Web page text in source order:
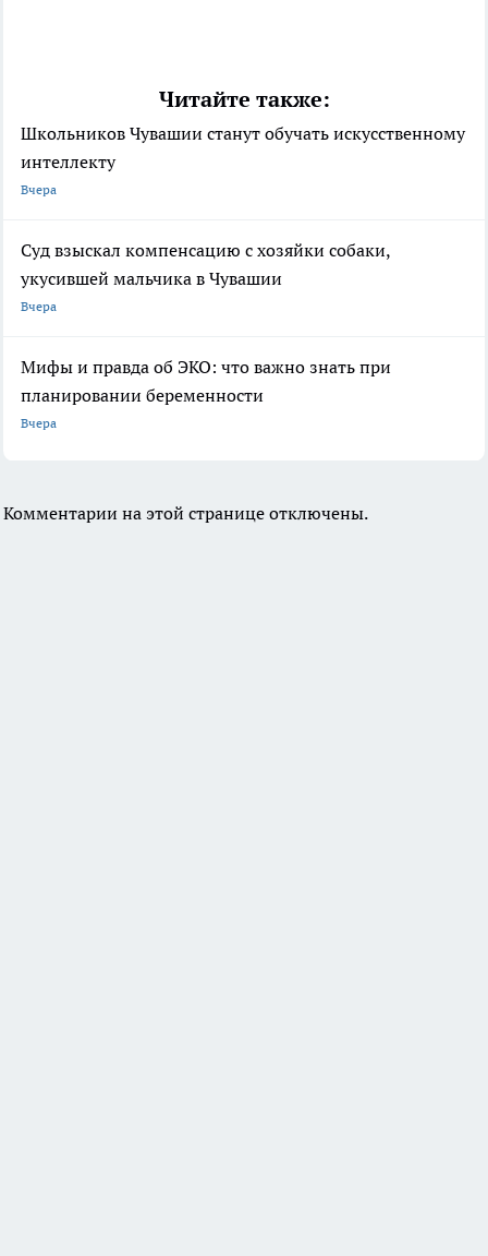
Читайте также:
Школьников Чувашии станут обучать искусственному
интеллекту
Вчера
Суд взыскал компенсацию с хозяйки собаки,
укусившей мальчика в Чувашии
Вчера
Мифы и правда об ЭКО: что важно знать при
планировании беременности
Вчера
Комментарии на этой странице отключены.